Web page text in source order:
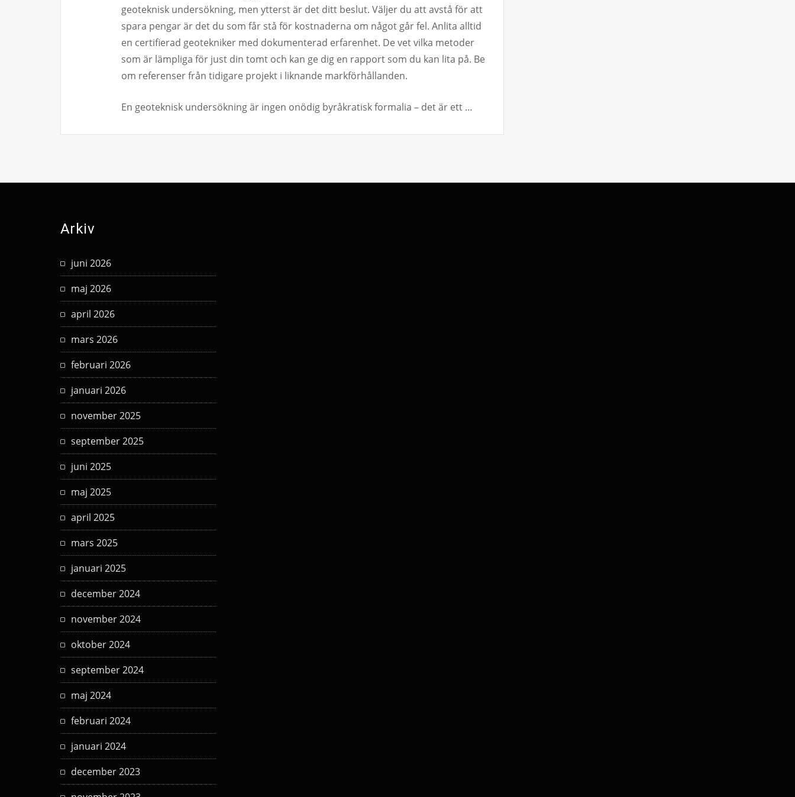
geoteknisk undersökning, men ytterst är det ditt beslut. Väljer du att avstå för att
spara pengar är det du som får stå för kostnaderna om något går fel. Anlita alltid
en certifierad geotekniker med dokumenterad erfarenhet. De vet vilka metoder
som är lämpliga för just din tomt och kan ge dig en rapport som du kan lita på. Be
om referenser från tidigare projekt i liknande markförhållanden.
En geoteknisk undersökning är ingen onödig byråkratisk formalia – det är ett …
Arkiv
juni 2026
maj 2026
april 2026
mars 2026
februari 2026
januari 2026
november 2025
september 2025
juni 2025
maj 2025
april 2025
mars 2025
januari 2025
december 2024
november 2024
oktober 2024
september 2024
maj 2024
februari 2024
januari 2024
december 2023